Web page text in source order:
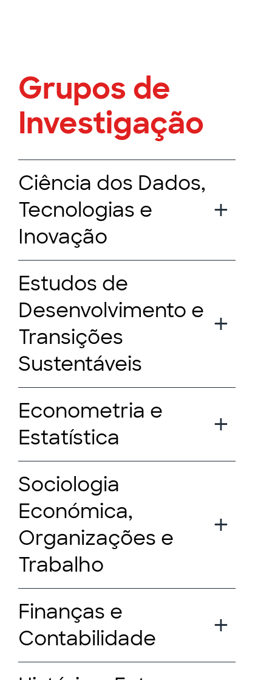
Grupos de
Investigação
Ciência dos Dados,
Tecnologias e
Inovação
Estudos de
Desenvolvimento e
Transições
Sustentáveis
Econometria e
Estatística
Sociologia
Económica,
Organizações e
Trabalho
Finanças e
Contabilidade